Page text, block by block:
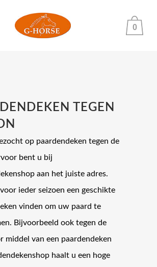
0
TEGEN
op paardendeken tegen de
bent u bij
aan het juiste adres.
ieder seizoen een geschikte
vinden om uw paard te
Bijvoorbeeld ook tegen de
middel van een paardendeken
haalt u een hoge